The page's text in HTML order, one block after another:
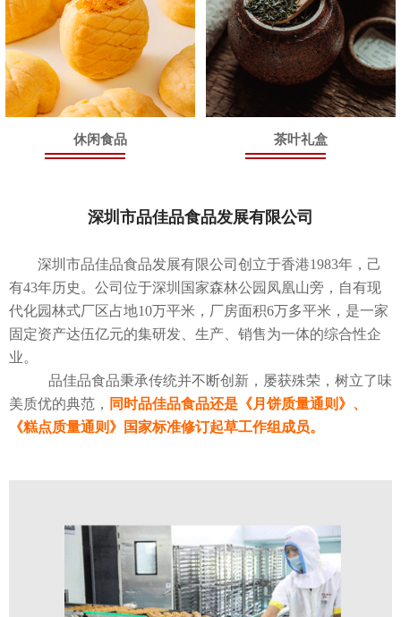
休闲食品 茶叶礼盒
深圳市品佳品食品发展有限公司
深圳市品佳品食品发展有限公司创立于香港1983年，己
有43年历史。公司位于深圳国家森林公园凤凰山旁，自有现
代化园林式厂区占地10万平米，厂房面积6万多平米，是一家
固定资产达伍亿元的集研发、生产、销售为一体的综合性企
业。
品佳品食品秉承传统并不断创新，屡获殊荣，树立了味
美质优的典范， 同时品佳品食品还是《月饼质量通则》、
《糕点质量通则》国家标准修订起草工作组成员。